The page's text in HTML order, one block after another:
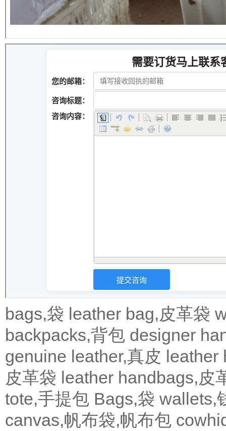
bags,袋 leather bag,皮革袋
backpacks,背包 designer
genuine leather,真皮 leather
皮革袋 leather handbags,皮
tote,手提包 Bags,袋 wallets,
canvas,帆布袋,帆布包